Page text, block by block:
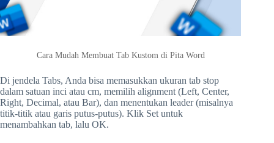
Cara Mudah Membuat Tab Kustom di Pita Word
Di jendela Tabs, Anda bisa memasukkan ukuran tab stop
dalam satuan inci atau cm, memilih alignment (Left, Center,
Right, Decimal, atau Bar), dan menentukan leader (misalnya
titik-titik atau garis putus-putus). Klik Set untuk
menambahkan tab, lalu OK.